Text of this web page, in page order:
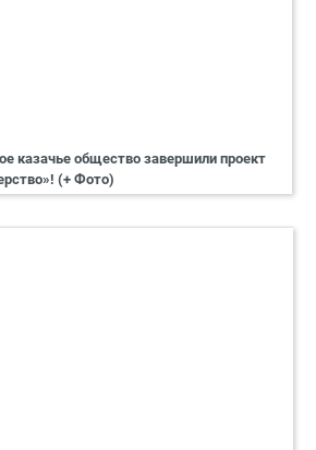
казачье общество завершили проект
(+ Фото)